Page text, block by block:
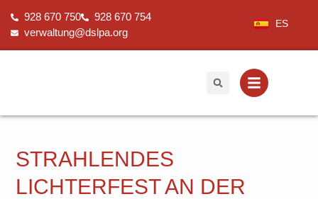
Inhalt
springen
928 670 750
928 670 754
verwaltung@dslpa.org
ES
STRAHLENDES
LICHTERFEST AN DER